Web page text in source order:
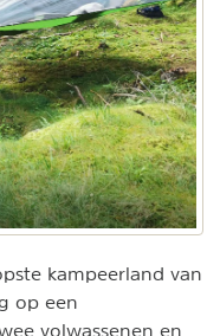
kampeerland van
op een
volwassenen en